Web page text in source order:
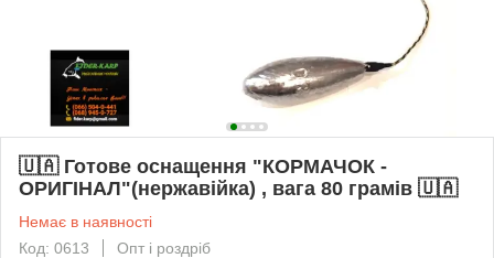
🇺🇦 Готове оснащення "КОРМАЧОК -
ОРИГІНАЛ"(нержавійка) , вага 80 грамів 🇺🇦
Немає в наявності
Код: 0613
Опт і роздріб